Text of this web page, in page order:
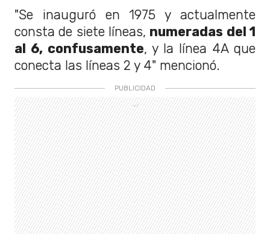
"Se inauguró en 1975 y actualmente
consta de siete líneas, numeradas del 1
al 6, confusamente, y la línea 4A que
conecta las líneas 2 y 4" mencionó.